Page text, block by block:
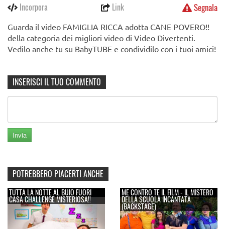
Incorpora
Link Segnala
Guarda il video FAMIGLIA RICCA adotta CANE POVERO!!
della categoria dei migliori video di Video Divertenti.
Vedilo anche tu su BabyTUBE e condividilo con i tuoi amici!
INSERISCI IL TUO COMMENTO
POTREBBERO PIACERTI ANCHE
TUTTA LA NOTTE AL BUIO FUORI
CASA CHALLENGE MISTERIOSA!!
ME CONTRO TE IL FILM - IL MISTERO
DELLA SCUOLA INCANTATA
(BACKSTAGE)